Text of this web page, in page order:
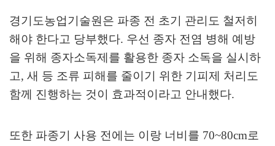
경기도농업기술원은 파종 전 초기 관리도 철저히
해야 한다고 당부했다. 우선 종자 전염 병해 예방
을 위해 종자소독제를 활용한 종자 소독을 실시하
고, 새 등 조류 피해를 줄이기 위한 기피제 처리도
함께 진행하는 것이 효과적이라고 안내했다.
또한 파종기 사용 전에는 이랑 너비를 70~80cm로